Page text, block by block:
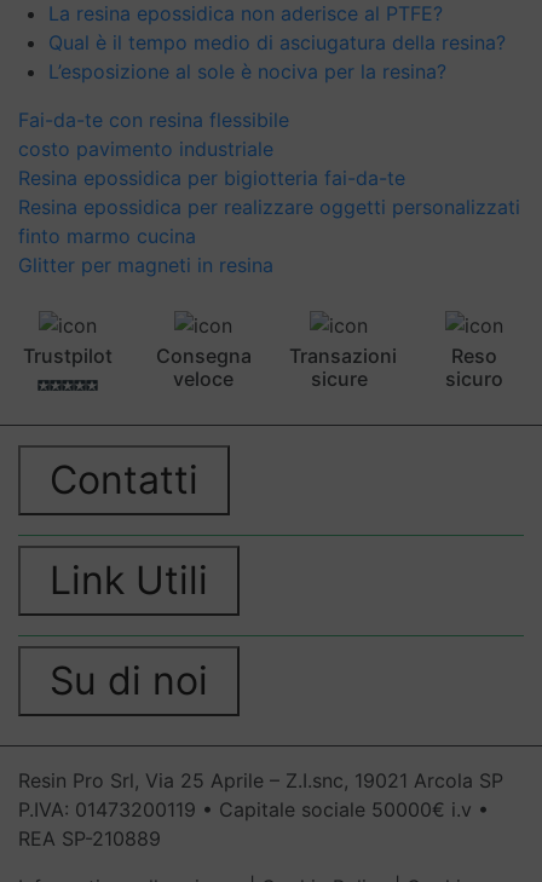
La resina epossidica non aderisce al PTFE?
Qual è il tempo medio di asciugatura della resina?
L’esposizione al sole è nociva per la resina?
Fai-da-te con resina flessibile
costo pavimento industriale
Resina epossidica per bigiotteria fai-da-te
Resina epossidica per realizzare oggetti personalizzati
finto marmo cucina
Glitter per magneti in resina
Trustpilot
Consegna
veloce
Transazioni
sicure
Reso
sicuro
Contatti
Link Utili
Su di noi
Resin Pro Srl, Via 25 Aprile – Z.I.snc, 19021 Arcola SP
P.IVA: 01473200119 • Capitale sociale 50000€ i.v •
REA SP-210889